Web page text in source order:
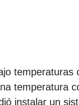
temperaturas
temperatura
instalar un